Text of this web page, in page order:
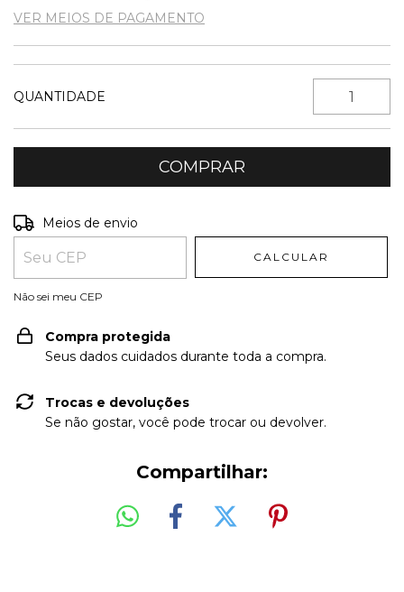
VER MEIOS DE PAGAMENTO
QUANTIDADE
Entregas para o CEP:
Meios de envio
CALCULAR
Não sei meu CEP
Compra protegida
Seus dados cuidados durante toda a compra.
Trocas e devoluções
Se não gostar, você pode trocar ou devolver.
Compartilhar: